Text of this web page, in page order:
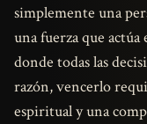
simplemente una
una fuerza que
donde todas las
razón, vencerlo
espiritual y una